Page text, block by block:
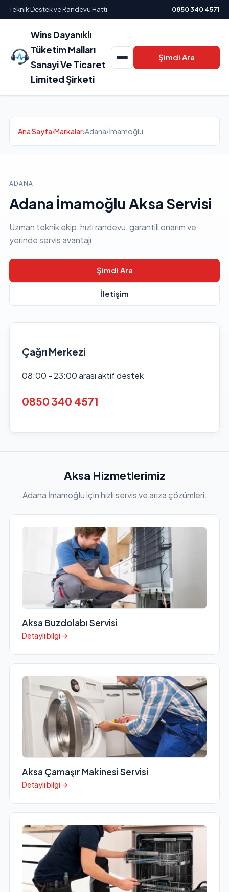
Teknik Destek ve Randevu Hattı 0850 340 4571
Wins Dayanıklı
Tüketim Malları
Sanayi Ve Ticaret
Limited Şirketi
Şimdi Ara
Ana Sayfa›Markalar›Adana›İmamoğlu
ADANA
Adana İmamoğlu Aksa Servisi
Uzman teknik ekip, hızlı randevu, garantili onarım ve
yerinde servis avantajı.
Şimdi Ara
İletişim
Çağrı Merkezi
08:00 - 23:00 arası aktif destek
0850 340 4571
Aksa Hizmetlerimiz
Adana İmamoğlu için hızlı servis ve arıza çözümleri.
Aksa Buzdolabı Servisi
Detaylı bilgi →
Aksa Çamaşır Makinesi Servisi
Detaylı bilgi →